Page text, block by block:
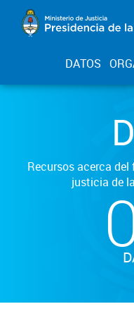
DATOS
Recursos acerca
justicia de